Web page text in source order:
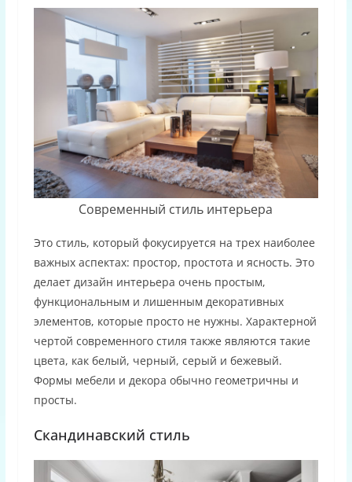
Современный стиль интерьера
Это стиль, который фокусируется на трех наиболее
важных аспектах: простор, простота и ясность. Это
делает дизайн интерьера очень простым,
функциональным и лишенным декоративных
элементов, которые просто не нужны. Характерной
чертой современного стиля также являются такие
цвета, как белый, черный, серый и бежевый.
Формы мебели и декора обычно геометричны и
просты.
Скандинавский стиль